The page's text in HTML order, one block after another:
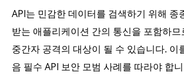
API는 민감한 데이터를 검색하기 위해 종
받는 애플리케이션 간의 통신을 포함하
중간자 공격의 대상이 될 수 있습니다. 이
음 필수 API 보안 모범 사례를 따라야 합니